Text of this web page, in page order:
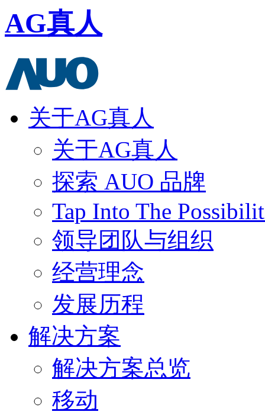
AG真人
关于AG真人
关于AG真人
探索 AUO 品牌
Tap Into The
领导团队与组织
经营理念
发展历程
解决方案
解决方案总览
移动